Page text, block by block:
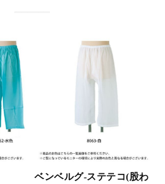
ベンベルグ-ステテコ(股わ